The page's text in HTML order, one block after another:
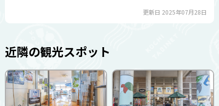
更新日 2025年07月28日
近隣の観光スポット